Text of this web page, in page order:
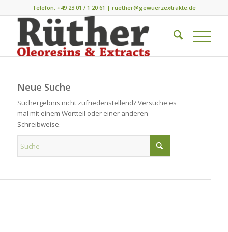
Telefon: +49 23 01 / 1 20 61 | ruether@gewuerzextrakte.de
Neue Suche
Suchergebnis nicht zufriedenstellend? Versuche es
mal mit einem Wortteil oder einer anderen
Schreibweise.